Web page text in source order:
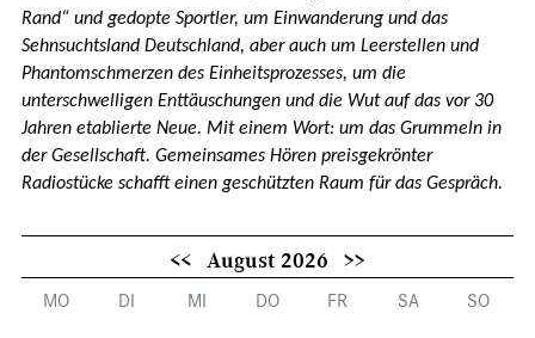
Rand“ und gedopte Sportler, um Einwanderung und das
Sehnsuchtsland Deutschland, aber auch um Leerstellen und
Phantomschmerzen des Einheitsprozesses, um die
unterschwelligen Enttäuschungen und die Wut auf das vor 30
Jahren etablierte Neue. Mit einem Wort: um das Grummeln in
der Gesellschaft. Gemeinsames Hören preisgekrönter
Radiostücke schafft einen geschützten Raum für das Gespräch.
<< August 2026 >>
MO DI MI DO FR SA SO